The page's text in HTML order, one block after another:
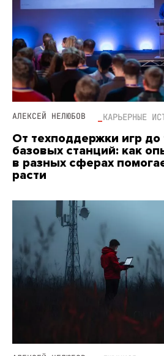
АЛЕКСЕЙ НЕЛЮБОВ КАРЬЕРНЫЕ
От техподдержки игр до
базовых станций: как
в разных сферах
расти